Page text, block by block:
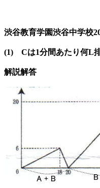
渋谷教育学園渋谷中学校
(1) Cは1分間あたり何L排
解説解答